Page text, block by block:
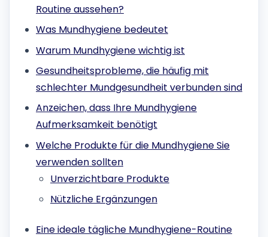
Routine aussehen?
Was Mundhygiene bedeutet
Warum Mundhygiene wichtig ist
Gesundheitsprobleme, die häufig mit
schlechter Mundgesundheit verbunden sind
Anzeichen, dass Ihre Mundhygiene
Aufmerksamkeit benötigt
Welche Produkte für die Mundhygiene Sie
verwenden sollten
Unverzichtbare Produkte
Nützliche Ergänzungen
Eine ideale tägliche Mundhygiene-Routine